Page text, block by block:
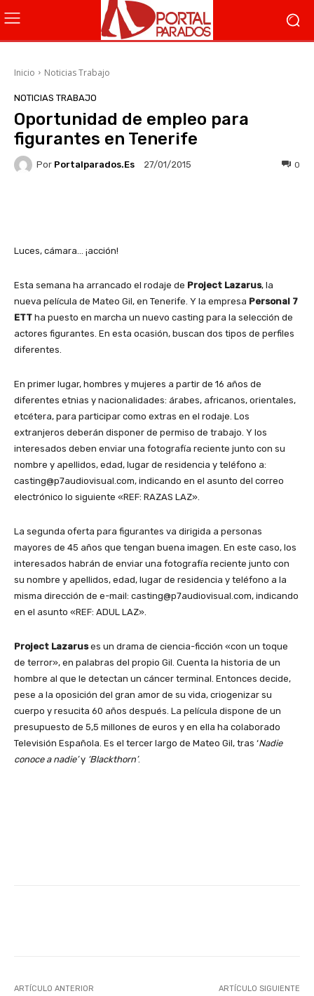
Inicio Noticias Trabajo
NOTICIAS TRABAJO
Oportunidad de empleo para
figurantes en Tenerife
Por Portalparados.es 27/01/2015 0
Luces, cámara… ¡acción!
Esta semana ha arrancado el rodaje de Project Lazarus, la
nueva película de Mateo Gil, en Tenerife. Y la empresa Personal 7
ETT ha puesto en marcha un nuevo casting para la selección de
actores figurantes. En esta ocasión, buscan dos tipos de perfiles
diferentes.
En primer lugar, hombres y mujeres a partir de 16 años de
diferentes etnias y nacionalidades: árabes, africanos, orientales,
etcétera, para participar como extras en el rodaje. Los
extranjeros deberán disponer de permiso de trabajo. Y los
interesados deben enviar una fotografía reciente junto con su
nombre y apellidos, edad, lugar de residencia y teléfono a:
casting@p7audiovisual.com, indicando en el asunto del correo
electrónico lo siguiente «REF: RAZAS LAZ».
La segunda oferta para figurantes va dirigida a personas
mayores de 45 años que tengan buena imagen. En este caso, los
interesados habrán de enviar una fotografía reciente junto con
su nombre y apellidos, edad, lugar de residencia y teléfono a la
misma dirección de e-mail: casting@p7audiovisual.com, indicando
en el asunto «REF: ADUL LAZ».
Project Lazaruses un drama de ciencia-ficción «con un toque
de terror», en palabras del propio Gil. Cuenta la historia de un
hombre al que le detectan un cáncer terminal. Entonces decide,
pese a la oposición del gran amor de su vida, criogenizar su
cuerpo y resucita 60 años después. La película dispone de un
presupuesto de 5,5 millones de euros y en ella ha colaborado
Televisión Española. Es el tercer largo de Mateo Gil, tras ‘Nadie
conoce a nadie’y ‘Blackthorn’.
ARTÍCULO ANTERIOR ARTÍCULO SIGUIENTE